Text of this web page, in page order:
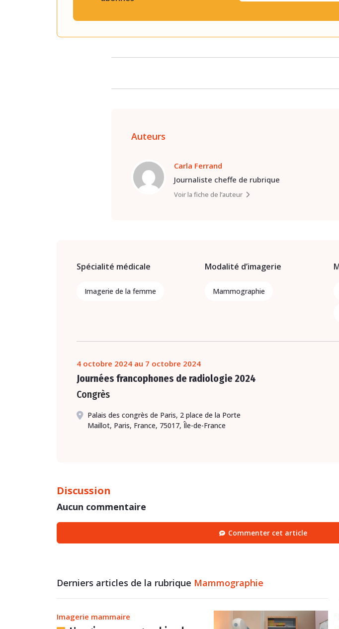
Auteurs
Carla Ferrand
Journaliste cheffe de rubrique
Voir la fiche de l’auteur
Spécialité médicale
Imagerie de la femme
Modalité d’imagerie
Mammographie
4 octobre 2024 au 7 octobre 2024
Journées francophones de radiologie 2024
Congrès
Palais des congrès de Paris, 2 place de la Porte
Maillot, Paris, France, 75017, Île-de-France
Discussion
Aucun commentaire
Commenter cet article
Derniers articles de la rubrique Mammographie
Imagerie mammaire